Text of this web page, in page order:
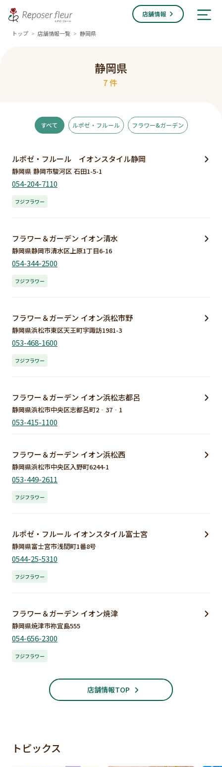
店舗情報
トップ > 店舗情報一覧 > 静岡県
静岡県
7件
すべて ルポゼ・フルール フラワー&ガーデン
ルポゼ・フルール イオンスタイル静岡
静岡県 静岡市駿河区 石田1-5-1
054-204-7110
フジフラワー
フラワー＆ガーデン イオン清水
静岡県静岡市清水区上原1丁目6-16
054-344-2500
フジフラワー
フラワー＆ガーデン イオン浜松市野
静岡県浜松市東区天王町字諏訪1981-3
053-468-1600
フジフラワー
フラワー＆ガーデン イオン浜松志都呂
静岡県浜松市中央区志都呂町2‐37‐1
053-415-1100
フラワー＆ガーデン イオン浜松西
静岡県浜松市中央区入野町6244-1
053-449-2611
フジフラワー
ルポゼ・フルール イオンスタイル富士宮
静岡県富士宮市浅間町1番8号
0544-25-5310
フジフラワー
フラワー＆ガーデン イオン焼津
静岡県焼津市祢宜島555
054-656-2300
フジフラワー
店舗情報TOP
トピックス